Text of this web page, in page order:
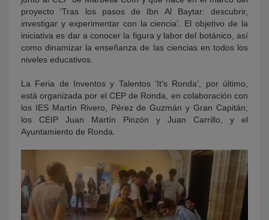
proyecto ‘Tras los pasos de Ibn Al Baytar: descubrir,
investigar y experimentar con la ciencia’. El objetivo de la
iniciativa es dar a conocer la figura y labor del botánico, así
como dinamizar la enseñanza de las ciencias en todos los
niveles educativos.
La Feria de Inventos y Talentos ‘It’s Ronda’, por último,
está organizada por el CEP de Ronda, en colaboración con
los IES Martín Rivero, Pérez de Guzmán y Gran Capitán;
los CEIP Juan Martín Pinzón y Juan Carrillo, y el
Ayuntamiento de Ronda.